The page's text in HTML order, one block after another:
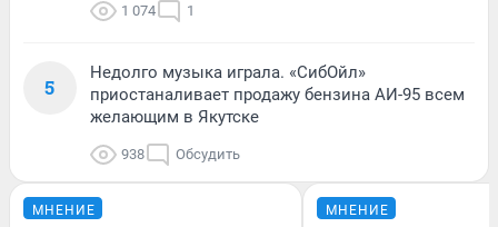
1 074 1
5
Недолго музыка играла. «СибОйл»
приостаналивает продажу бензина АИ-95 всем
желающим в Якутске
938 Обсудить
МНЕНИЕ МНЕНИЕ